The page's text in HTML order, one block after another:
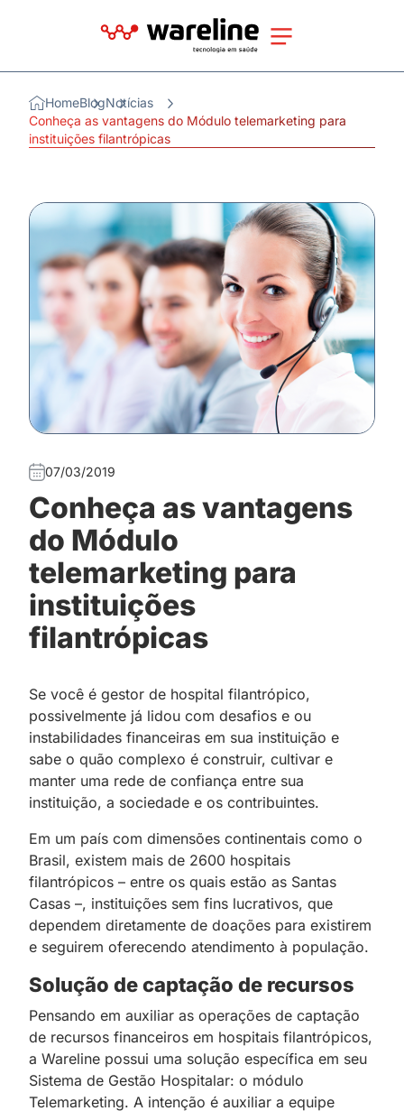
HomeBlogNotícias
Conheça as vantagens do Módulo telemarketing para
instituições filantrópicas
07/03/2019
Conheça as vantagens
do Módulo
telemarketing para
instituições
filantrópicas
Se você é gestor de hospital filantrópico,
possivelmente já lidou com desafios e ou
instabilidades financeiras em sua instituição e
sabe o quão complexo é construir, cultivar e
manter uma rede de confiança entre sua
instituição, a sociedade e os contribuintes.
Em um país com dimensões continentais como o
Brasil, existem mais de 2600 hospitais
filantrópicos – entre os quais estão as Santas
Casas –, instituições sem fins lucrativos, que
dependem diretamente de doações para existirem
e seguirem oferecendo atendimento à população.
Solução de captação de recursos
Pensando em auxiliar as operações de captação
de recursos financeiros em hospitais filantrópicos,
a Wareline possui uma solução específica em seu
Sistema de Gestão Hospitalar: o módulo
Telemarketing. A intenção é auxiliar a equipe